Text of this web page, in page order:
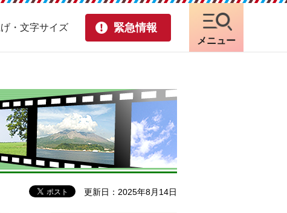
・文字サイズ 緊急情報
メニュー
更新日：2025年8月14日